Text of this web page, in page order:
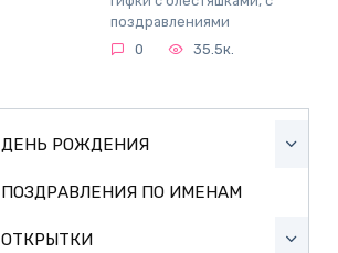
поздравлениями
0
35.5к.
ДЕНЬ РОЖДЕНИЯ
ПОЗДРАВЛЕНИЯ ПО ИМЕНАМ
ОТКРЫТКИ